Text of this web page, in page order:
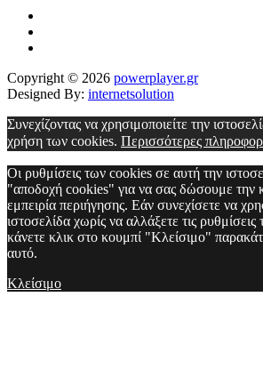
Copyright © 2026 powerplayer.gr
Designed By: internetsolution
Συνεχίζοντας να χρησιμοποιείτε την
χρήση των cookies. Περισσότερες
Οι ρυθμίσεις των cookies σε αυτή την
"αποδοχή cookies" για να σας δώσουμε την
εμπειρία περιήγησης. Εάν συνεχίσετε να
ιστοσελίδα χωρίς να αλλάξετε τις
κάνετε κλικ στο κουμπί "Κλείσιμο"
αυτό.
Κλείσιμο